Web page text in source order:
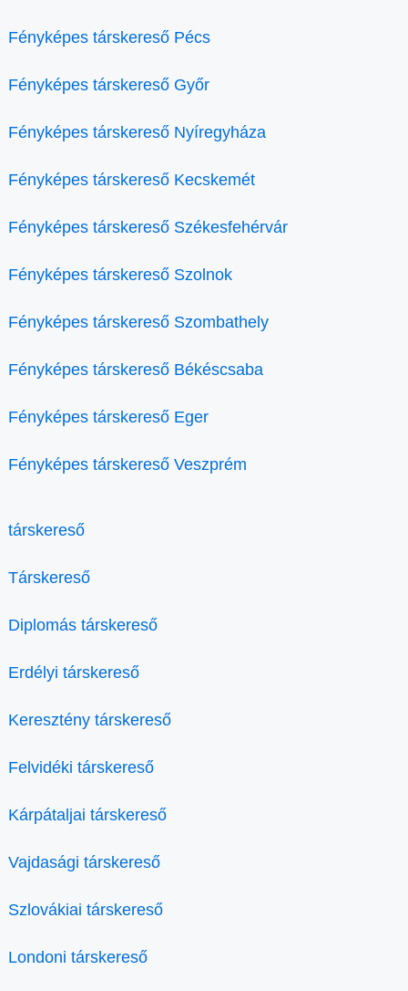
Fényképes társkereső Pécs
Fényképes társkereső Győr
Fényképes társkereső Nyíregyháza
Fényképes társkereső Kecskemét
Fényképes társkereső Székesfehérvár
Fényképes társkereső Szolnok
Fényképes társkereső Szombathely
Fényképes társkereső Békéscsaba
Fényképes társkereső Eger
Fényképes társkereső Veszprém
társkereső
Társkereső
Diplomás társkereső
Erdélyi társkereső
Keresztény társkereső
Felvidéki társkereső
Kárpátaljai társkereső
Vajdasági társkereső
Szlovákiai társkereső
Londoni társkereső